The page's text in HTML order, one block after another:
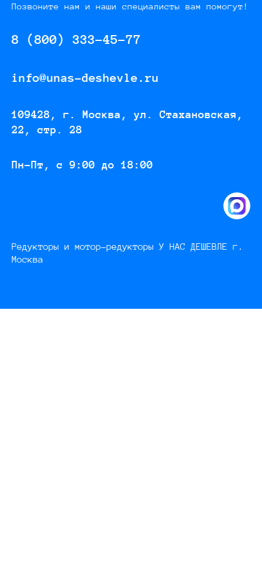
Позвоните нам и наши специалисты вам помогут!
8 (800) 333-45-77
info@unas-deshevle.ru
109428, г. Москва, ул. Стахановская,
22, стр. 28
Пн-Пт, с 9:00 до 18:00
Редукторы и мотор-редукторы У НАС ДЕШЕВЛЕ г.
Москва